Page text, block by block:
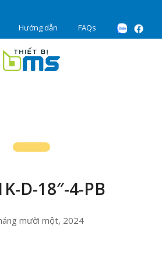
Hướng dẫn FAQs
D-18″-4-PB
mười một, 2024